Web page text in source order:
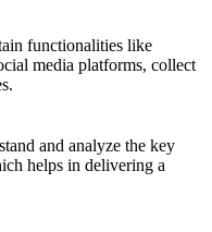
functionalities like
media platforms, collect
and analyze the key
helps in delivering a